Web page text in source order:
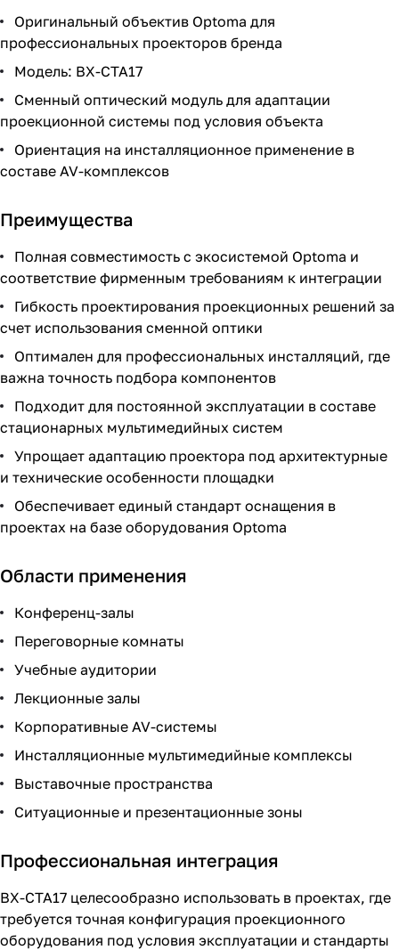
Оригинальный объектив Optoma для
профессиональных проекторов бренда
Модель: BX-CTA17
Сменный оптический модуль для адаптации
проекционной системы под условия объекта
Ориентация на инсталляционное применение в
составе AV-комплексов
Преимущества
Полная совместимость с экосистемой Optoma и
соответствие фирменным требованиям к интеграции
Гибкость проектирования проекционных решений за
счет использования сменной оптики
Оптимален для профессиональных инсталляций, где
важна точность подбора компонентов
Подходит для постоянной эксплуатации в составе
стационарных мультимедийных систем
Упрощает адаптацию проектора под архитектурные
и технические особенности площадки
Обеспечивает единый стандарт оснащения в
проектах на базе оборудования Optoma
Области применения
Конференц-залы
Переговорные комнаты
Учебные аудитории
Лекционные залы
Корпоративные AV-системы
Инсталляционные мультимедийные комплексы
Выставочные пространства
Ситуационные и презентационные зоны
Профессиональная интеграция
BX-CTA17 целесообразно использовать в проектах, где
требуется точная конфигурация проекционного
оборудования под условия эксплуатации и стандарты